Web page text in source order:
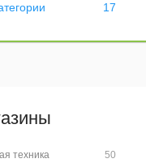
17
50
техника